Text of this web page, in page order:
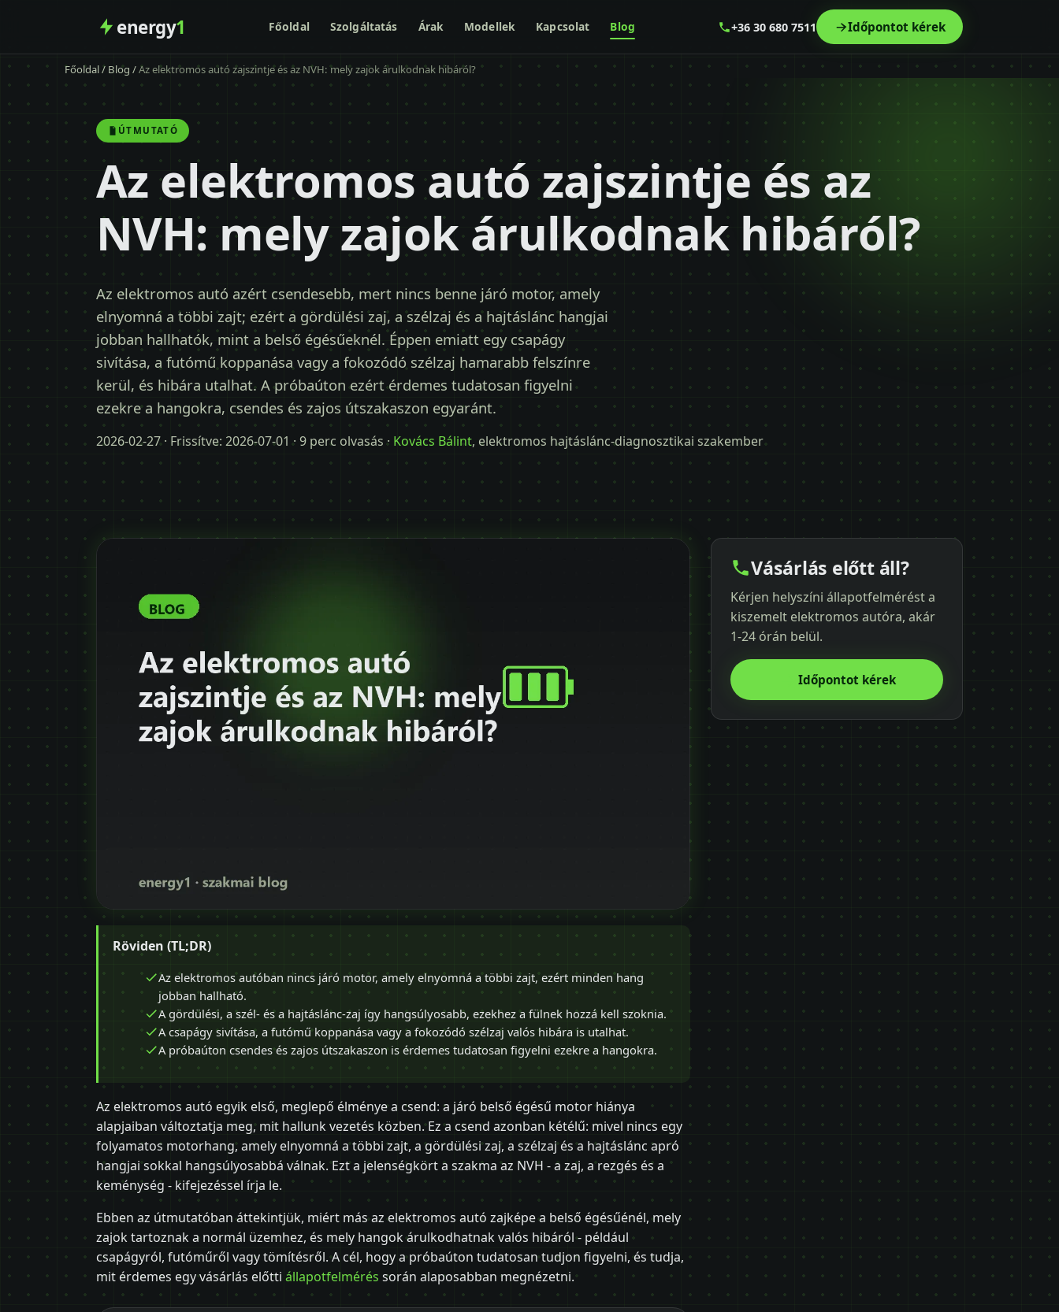
energy1 Főoldal Szolgáltatás Árak Modellek Kapcsolat Blog +36 30 680 7511 Időpontot kérek
Főoldal/ Blog /Az elektromos autó zajszintje és az NVH: mely zajok árulkodnak hibáról?
ÚTMUTATÓ
Az elektromos autó zajszintje és az
NVH: mely zajok árulkodnak hibáról?
Az elektromos autó azért csendesebb, mert nincs benne járó motor, amely
elnyomná a többi zajt; ezért a gördülési zaj, a szélzaj és a hajtáslánc hangjai
jobban hallhatók, mint a belső égésűeknél. Éppen emiatt egy csapágy
sivítása, a futómű koppanása vagy a fokozódó szélzaj hamarabb felszínre
kerül, és hibára utalhat. A próbaúton ezért érdemes tudatosan figyelni
ezekre a hangokra, csendes és zajos útszakaszon egyaránt.
2026-02-27· Frissítve: 2026-07-01 · 9 perc olvasás · Kovács Bálint, elektromos hajtáslánc-diagnosztikai szakember
Röviden (TL;DR)
Az elektromos autóban nincs járó motor, amely elnyomná a többi zajt, ezért minden hang
jobban hallható.
A gördülési, a szél- és a hajtáslánc-zaj így hangsúlyosabb, ezekhez a fülnek hozzá kell szoknia.
A csapágy sivítása, a futómű koppanása vagy a fokozódó szélzaj valós hibára is utalhat.
A próbaúton csendes és zajos útszakaszon is érdemes tudatosan figyelni ezekre a hangokra.
Az elektromos autó egyik első, meglepő élménye a csend: a járó belső égésű motor hiánya
alapjaiban változtatja meg, mit hallunk vezetés közben. Ez a csend azonban kétélű: mivel nincs egy
folyamatos motorhang, amely elnyomná a többi zajt, a gördülési zaj, a szélzaj és a hajtáslánc apró
hangjai sokkal hangsúlyosabbá válnak. Ezt a jelenségkört a szakma az NVH - a zaj, a rezgés és a
keménység - kifejezéssel írja le.
Ebben az útmutatóban áttekintjük, miért más az elektromos autó zajképe a belső égésűénél, mely
zajok tartoznak a normál üzemhez, és mely hangok árulkodhatnak valós hibáról - például
csapágyról, futóműről vagy tömítésről. A cél, hogy a próbaúton tudatosan tudjon figyelni, és tudja,
mit érdemes egy vásárlás előtti állapotfelmérés során alaposabban megnézetni.
Vásárlás előtt áll?
Kérjen helyszíni állapotfelmérést a
kiszemelt elektromos autóra, akár
1-24 órán belül.
Időpontot kérek